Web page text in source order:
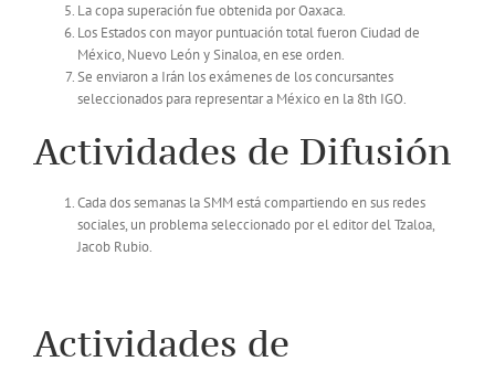
La copa superación fue obtenida por Oaxaca.
Los Estados con mayor puntuación total fueron Ciudad de
México, Nuevo León y Sinaloa, en ese orden.
Se enviaron a Irán los exámenes de los concursantes
seleccionados para representar a México en la 8th IGO.
Actividades de Difusión
Cada dos semanas la SMM está compartiendo en sus redes
sociales, un problema seleccionado por el editor del Tzaloa,
Jacob Rubio.
Actividades de